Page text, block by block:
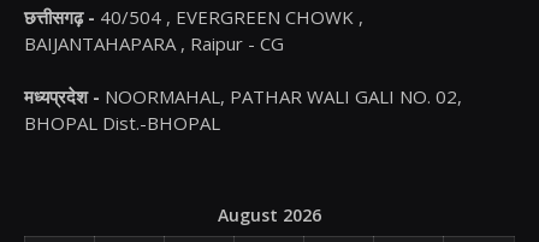
छत्तीसगढ़ - 40/504 , EVERGREEN CHOWK ,
BAIJANTAHAPARA , Raipur - CG
मध्यप्रदेश - NOORMAHAL, PATHAR WALI GALI NO. 02,
BHOPAL Dist.-BHOPAL
August 2026